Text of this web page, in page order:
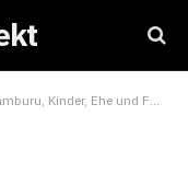
Kinder, Ehe und Familie